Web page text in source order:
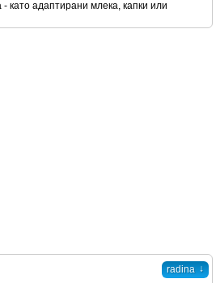
като адаптирани млека, капки или
radina ↓